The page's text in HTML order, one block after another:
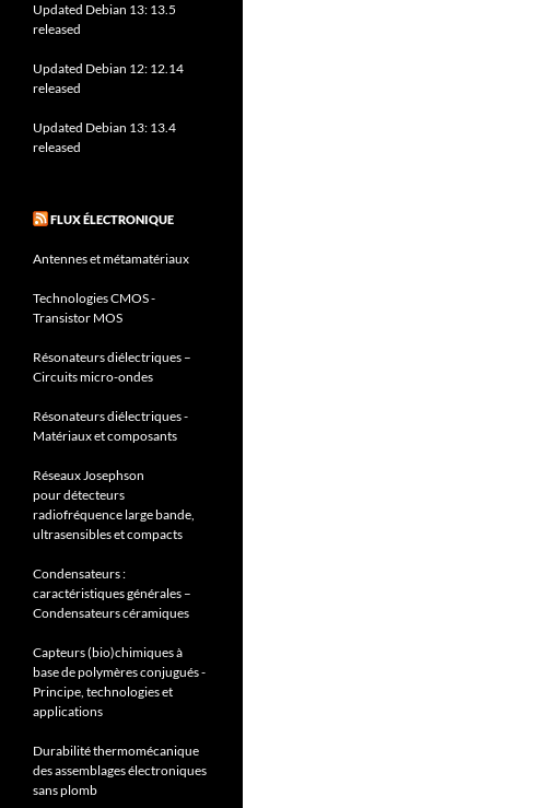
Updated Debian 13: 13.5
released
Updated Debian 12: 12.14
released
Updated Debian 13: 13.4
released
FLUX ÉLECTRONIQUE
Antennes et métamatériaux
Technologies CMOS -
Transistor MOS
Résonateurs diélectriques –
Circuits micro-ondes
Résonateurs diélectriques -
Matériaux et composants
Réseaux Josephson
pour détecteurs
radiofréquence large bande,
ultrasensibles et compacts
Condensateurs :
caractéristiques générales –
Condensateurs céramiques
Capteurs (bio)chimiques à
base de polymères conjugués -
Principe, technologies et
applications
Durabilité thermomécanique
des assemblages électroniques
sans plomb